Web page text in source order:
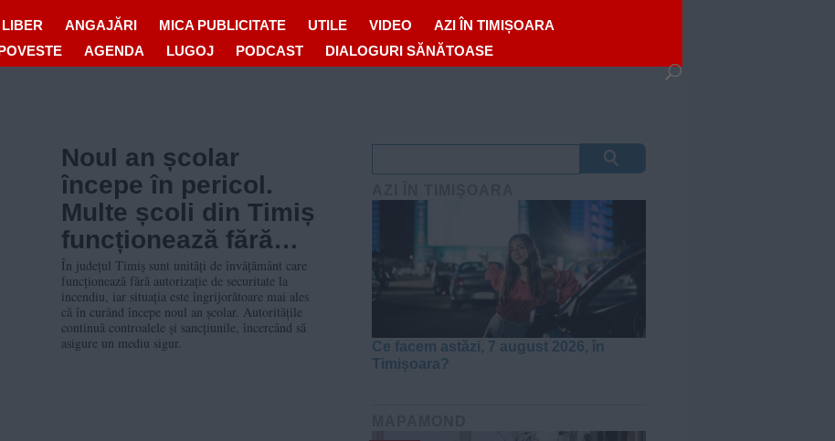
ANGAJĂRI MICA PUBLICITATE UTILE VIDEO
AZI ÎN TIMIȘOARA
AGENDA LUGOJ PODCAST DIALOGURI SĂNĂTOASE
Noul an școlar
începe în pericol.
Multe școli din Timiș
funcționează fără
autorizație ISU
În județul Timiș sunt unități de învățământ care
funcționează fără autorizație de securitate la
incendiu, iar situația este îngrijorătoare mai ales
că în curând începe noul an școlar. Autoritățile
continuă controalele și sancțiunile, încercând să
asigure un mediu sigur.
Ce facem astăzi, 7 august 2026, în
Timișoara?